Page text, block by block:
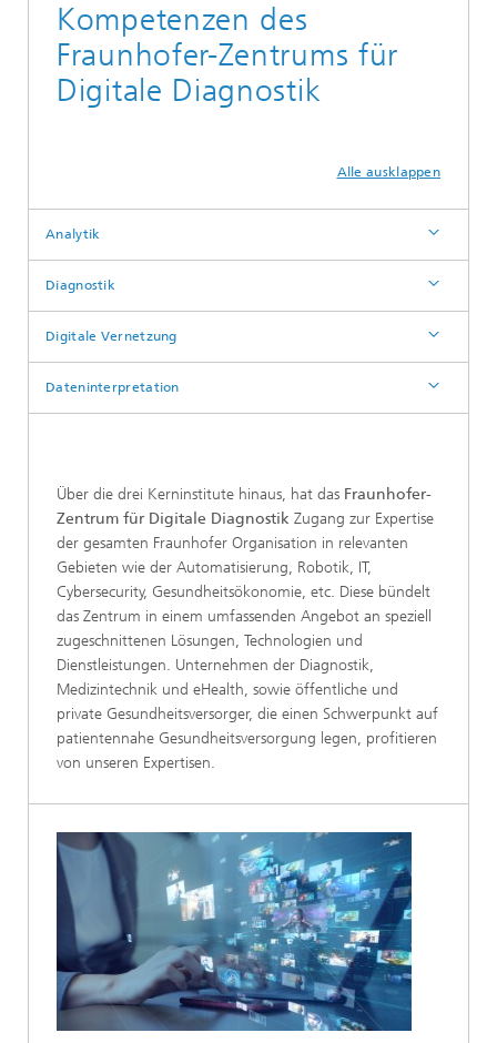
Kompetenzen des
Fraunhofer-Zentrums für
Digitale Diagnostik
Alle ausklappen
Analytik
Diagnostik
Digitale Vernetzung
Dateninterpretation
Über die drei Kerninstitute hinaus, hat das Fraunhofer-
Zentrum für Digitale Diagnostik Zugang zur Expertise
der gesamten Fraunhofer Organisation in relevanten
Gebieten wie der Automatisierung, Robotik, IT,
Cybersecurity, Gesundheitsökonomie, etc. Diese bündelt
das Zentrum in einem umfassenden Angebot an speziell
zugeschnittenen Lösungen, Technologien und
Dienstleistungen. Unternehmen der Diagnostik,
Medizintechnik und eHealth, sowie öffentliche und
private Gesundheitsversorger, die einen Schwerpunkt auf
patientennahe Gesundheitsversorgung legen, profitieren
von unseren Expertisen.